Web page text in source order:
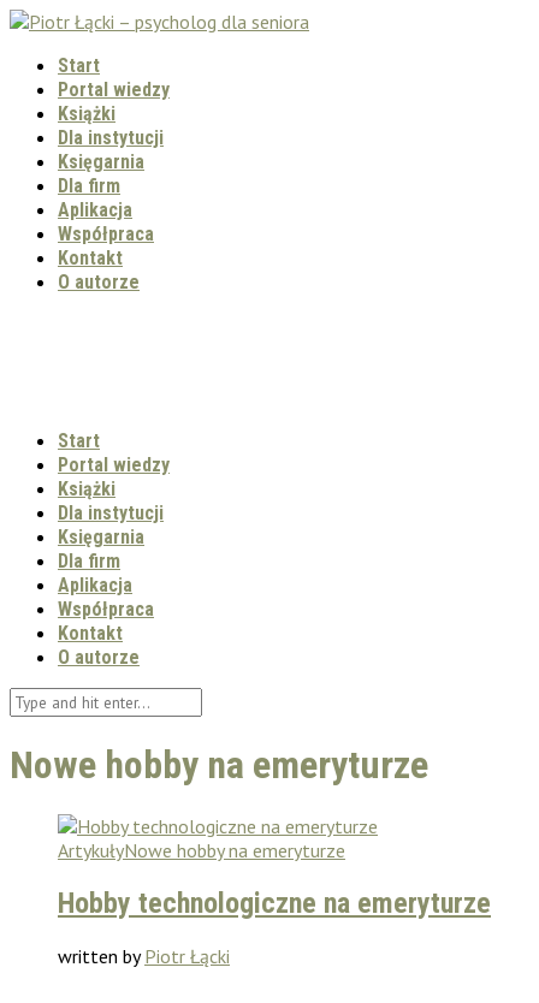
Start
Portal wiedzy
Książki
Dla instytucji
Księgarnia
Dla firm
Aplikacja
Współpraca
Kontakt
O autorze
Start
Portal wiedzy
Książki
Dla instytucji
Księgarnia
Dla firm
Aplikacja
Współpraca
Kontakt
O autorze
Nowe hobby na emeryturze
ArtykułyNowe hobby na emeryturze
Hobby technologiczne na emeryturze
written byPiotr Łącki